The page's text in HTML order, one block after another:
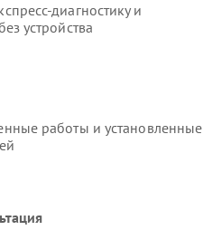
диагностику и
устройства
работы и установленные